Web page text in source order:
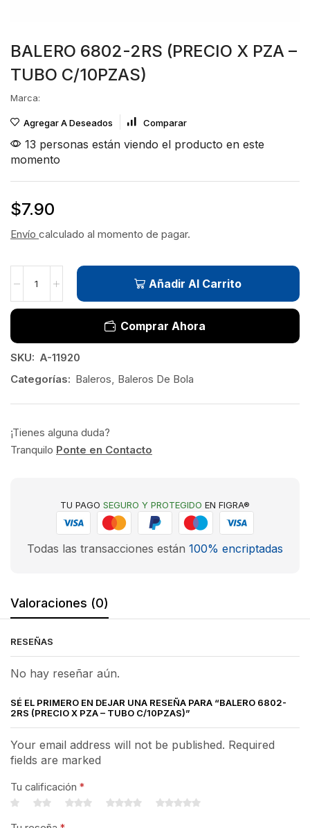
BALERO 6802-2RS (PRECIO X PZA –
TUBO C/10PZAS)
Marca:
Agregar A Deseados Comparar
13 personas están viendo el producto en este
momento
$7.90
Envío calculado al momento de pagar.
Añadir Al Carrito
Comprar Ahora
SKU: A-11920
Categorías: Baleros, Baleros De Bola
¡Tienes alguna duda?
Tranquilo Ponte en Contacto
TU PAGO SEGURO Y PROTEGIDO EN FIGRA®
Todas las transacciones están 100% encriptadas
Valoraciones (0)
RESEÑAS
No hay reseñar aún.
SÉ EL PRIMERO EN DEJAR UNA RESEÑA PARA “BALERO 6802-
2RS (PRECIO X PZA – TUBO C/10PZAS)”
Your email address will not be published. Required
fields are marked
Tu calificación *